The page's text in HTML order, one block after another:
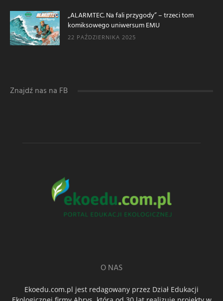
„ALARMTEC. Na fali przygody” – trzeci tom
komiksowego uniwersum EMU
22 PAŹDZIERNIKA 2025
Znajdź nas na FB
O NAS
Ekoedu.com.pl jest redagowany przez Dział Edukacji